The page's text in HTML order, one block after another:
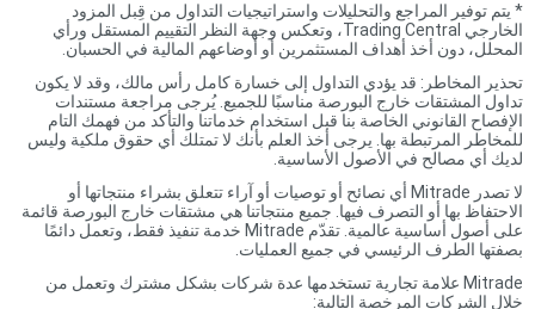
* يتم توفير المراجع والتحليلات واستراتيجيات التداول من قِبل المزود
الخارجي Trading Central، وتعكس وجهة النظر التقييم المستقل ورأي
المحلل، دون أخذ أهداف المستثمرين أو أوضاعهم المالية في الحسبان.
تحذير المخاطر: قد يؤدي التداول إلى خسارة كامل رأس مالك، وقد لا يكون
تداول المشتقات خارج البورصة مناسبًا للجميع. يُرجى مراجعة مستندات
الإفصاح القانوني الخاصة بنا قبل استخدام خدماتنا والتأكد من فهمك التام
للمخاطر المرتبطة بها. يرجى أخذ العلم بأنك لا تمتلك أي حقوق ملكية وليس
لديك أي مصالح في الأصول الأساسية.
لا تصدر Mitrade أي نصائح أو توصيات أو آراء تتعلق بشراء منتجاتها أو
الاحتفاظ بها أو التصرف فيها. جميع منتجاتنا هي مشتقات خارج البورصة قائمة
على أصول أساسية عالمية. تقدّم Mitrade خدمة تنفيذ فقط، وتعمل دائمًا
بصفتها الطرف الرئيسي في جميع العمليات.
Mitrade علامة تجارية تستخدمها عدة شركات بشكل مشترك وتعمل من
خلال الشركات المرخصة التالية: